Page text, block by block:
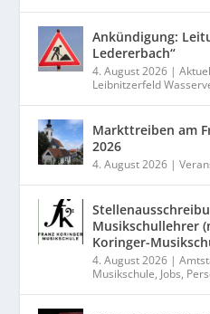
Ankündigung:
Ledererbach“
4. August 2026 |
Leibnitzerfeld
Markttreiben am
2026
4. August 2026 |
Musikschullehrer
Koringer-
4. August 2026 |
Musikschule, Jobs,